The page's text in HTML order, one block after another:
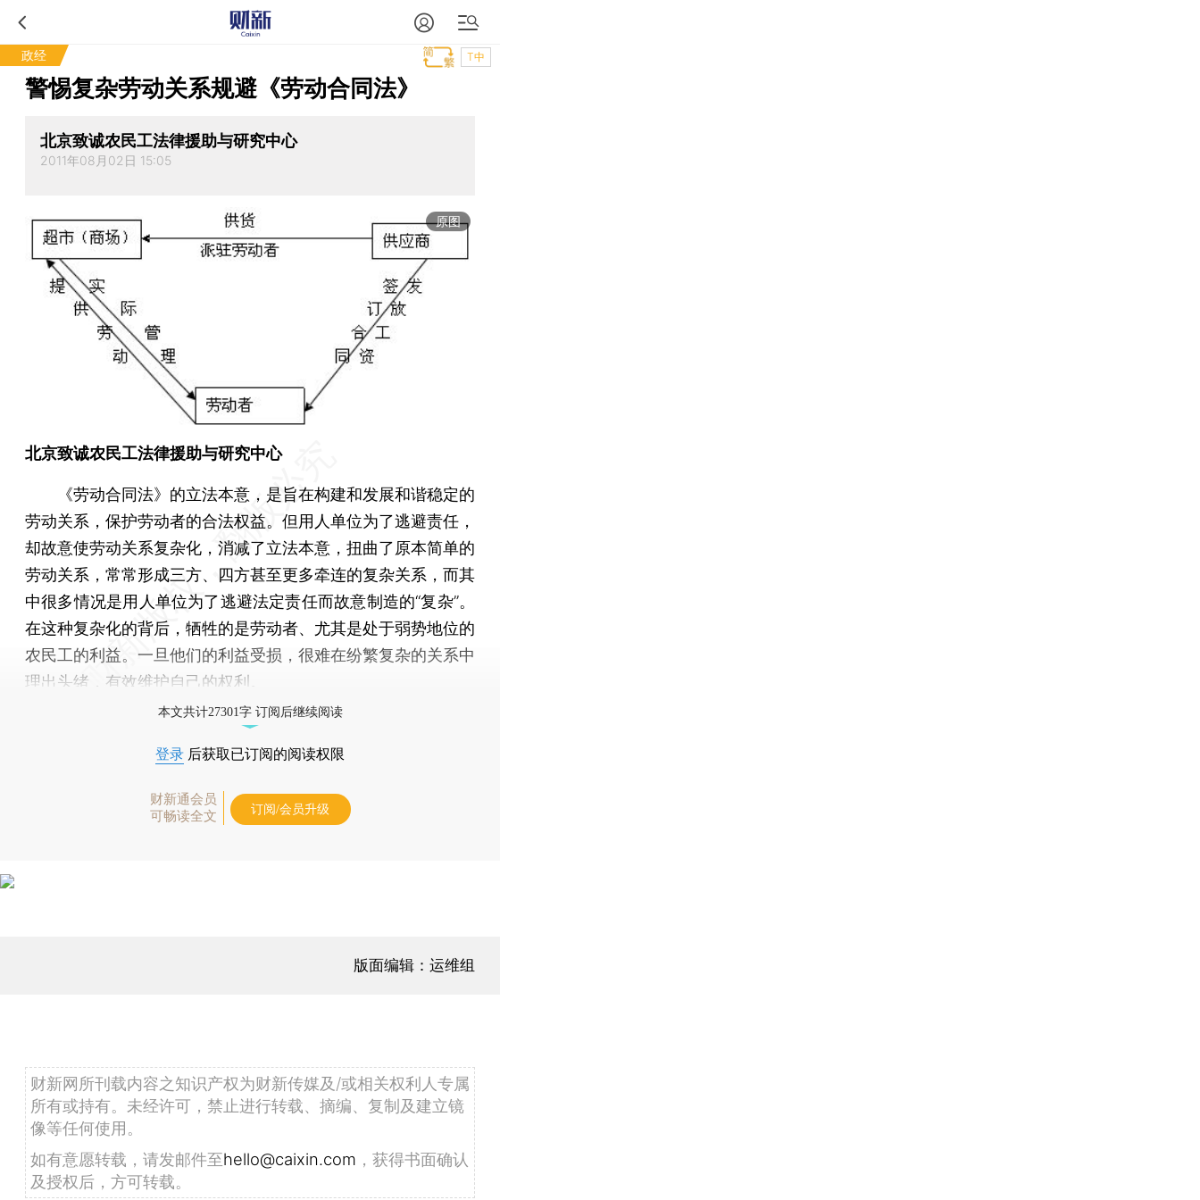
政经 T中
警惕复杂劳动关系规避《劳动合同法》
北京致诚农民工法律援助与研究中心
2011年08月02日 15:05
原图
北京致诚农民工法律援助与研究中心
《劳动合同法》的立法本意，是旨在构建和发展和谐稳定的
劳动关系，保护劳动者的合法权益。但用人单位为了逃避责任，
却故意使劳动关系复杂化，消减了立法本意，扭曲了原本简单的
劳动关系，常常形成三方、四方甚至更多牵连的复杂关系，而其
中很多情况是用人单位为了逃避法定责任而故意制造的“复杂”。
在这种复杂化的背后，牺牲的是劳动者、尤其是处于弱势地位的
农民工的利益。一旦他们的利益受损，很难在纷繁复杂的关系中
理出头绪，有效维护自己的权利。
本文共计27301字 订阅后继续阅读
登录 后获取已订阅的阅读权限
财新通会员
可畅读全文
订阅/会员升级
版面编辑：运维组
财新网所刊载内容之知识产权为财新传媒及/或相关权利人专属
所有或持有。未经许可，禁止进行转载、摘编、复制及建立镜
像等任何使用。
如有意愿转载，请发邮件至hello@caixin.com ，获得书面确认
及授权后，方可转载。